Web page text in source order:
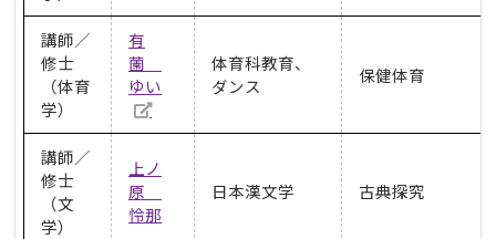
講師／
修士
（体育
学）
有
薗
ゆい
体育科教育、
ダンス
保健体育
講師／
修士
（文
学）
上ノ
原
怜那
日本漢文学 古典探究